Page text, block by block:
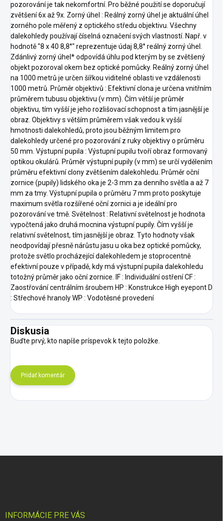
pozorování je tak nekomfortní. Pro běžné použití se doporučují
zvětšení 6x až 9x. Zorný úhel : Reálný zorný úhel je aktuální úhel
zorného pole měřený z optického středu objektivu. Všechny
dalekohledy používají číselná označení svých vlastností. Např. v
hodnotě "8 x 40 8,8°" reprezentuje údaj 8,8° reálný zorný úhel.
Zdánlivý zorný úhel* odpovídá úhlu pod kterým by se zvětšený
objekt pozoroval okem bez optické pomůcky. Reálný zorný úhel
na 1000 metrů je určen šířkou viditelné oblasti ve vzdálenosti
1000 metrů. Průměr objektivů : Efektivní clona je určena vnitřním
průměrem tubusu objektivu (v mm). Čím větší je průměr
objektivu, tím vyšší je jeho rozlišovací schopnost a tím jasnější je
obraz. Objektivy s větším průměrem však vedou k vyšší
hmotnosti dalekohledů, proto jsou běžným limitem pro
dalekohledy určené pro pozorování z ruky objektivy o průměru
50 mm. Výstupní pupila : Výstupní pupilu tvoří obraz formovaný
optikou okulárů. Průměr výstupní pupily (v mm) se určí vydělením
průměru efektivní clony zvětšením dalekohledu. Průměr oční
zornice (pupily) lidského oka je 2-3 mm za denního světla a až 7
mm za tmy. Výstupní pupila o průměru 7 mm proto poskytuje
maximum světla rozšířené oční zornici a je ideální pro
pozorování ve tmě. Světelnost : Relativní světelnost je hodnota
vypočtená jako druhá mocnina výstupní pupily. Čím vyšší je
relativní světelnost, tím jasnější je obraz. Tyto hodnoty však
neodpovídají přesně nárůstu jasu u oka bez optické pomůcky,
protože světlo procházející dalekohledem je stoprocentně
efektivní pouze v případě, kdy má výstupní pupila dalekohledu
totožný průměr jako oční zornice. IF : Individuální ostření CF :
Zaostřování centrálním šroubem HP : Konstrukce High eyepont D
: Střechové hranoly WP : Vodotěsné provedení
Diskusia
Buďte prvý, kto napíše príspevok k tejto položke.
Pridať komentár
INFORMÁCIE PRE VÁS